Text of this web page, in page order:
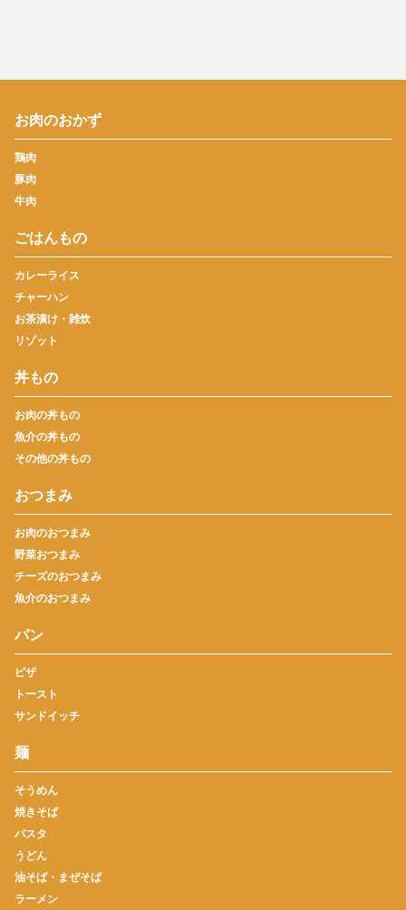
お肉のおかず
鶏肉
豚肉
牛肉
ごはんもの
カレーライス
チャーハン
お茶漬け・雑炊
リゾット
丼もの
お肉の丼もの
魚介の丼もの
その他の丼もの
おつまみ
お肉のおつまみ
野菜おつまみ
チーズのおつまみ
魚介のおつまみ
パン
ピザ
トースト
サンドイッチ
麺
そうめん
焼きそば
パスタ
うどん
油そば・まぜそば
ラーメン